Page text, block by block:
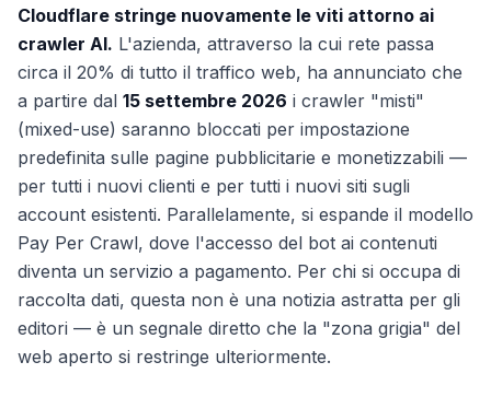
Cloudflare stringe nuovamente le viti attorno ai
crawler AI. L'azienda, attraverso la cui rete passa
circa il 20% di tutto il traffico web, ha annunciato che
a partire dal 15 settembre 2026 i crawler "misti"
(mixed-use) saranno bloccati per impostazione
predefinita sulle pagine pubblicitarie e monetizzabili —
per tutti i nuovi clienti e per tutti i nuovi siti sugli
account esistenti. Parallelamente, si espande il modello
Pay Per Crawl, dove l'accesso del bot ai contenuti
diventa un servizio a pagamento. Per chi si occupa di
raccolta dati, questa non è una notizia astratta per gli
editori — è un segnale diretto che la "zona grigia" del
web aperto si restringe ulteriormente.